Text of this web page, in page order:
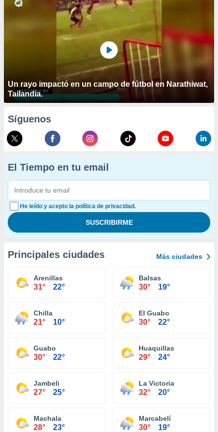
Un rayo impactó en un campo de fútbol en Narathiwat,
Tailandia.
Síguenos
El Tiempo en tu email
He leído y acepto la política de privacidad.
Principales ciudades Más ciudades
Arenillas
31° 22°
Balsas
30° 19°
Chilla
21° 10°
El Guabo
30° 22°
Guabo
30° 22°
Huaquillas
29° 24°
Jambeli
27° 25°
La Victoria
32° 20°
Machala
28° 23°
Marcabelí
30° 19°